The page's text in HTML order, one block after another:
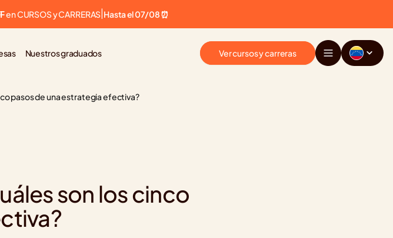
en CURSOS y CARRERAS Hasta el 07/08 ⏰
Nuestros graduados Ver cursos y carreras
pasos de una estrategia efectiva?
son los cinco